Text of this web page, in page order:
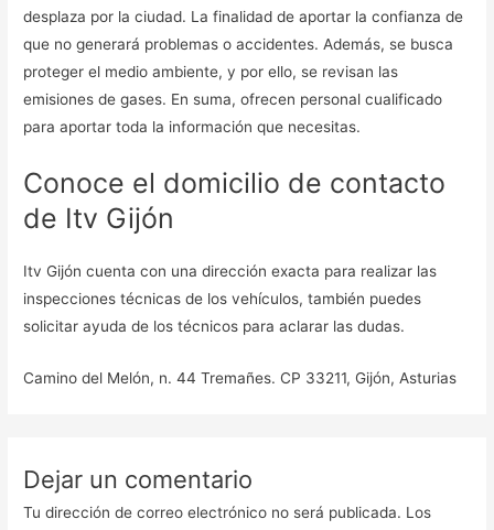
desplaza por la ciudad. La finalidad de aportar la confianza de
que no generará problemas o accidentes. Además, se busca
proteger el medio ambiente, y por ello, se revisan las
emisiones de gases. En suma, ofrecen personal cualificado
para aportar toda la información que necesitas.
Conoce el domicilio de contacto
de Itv Gijón
Itv Gijón cuenta con una dirección exacta para realizar las
inspecciones técnicas de los vehículos, también puedes
solicitar ayuda de los técnicos para aclarar las dudas.
Camino del Melón, n. 44 Tremañes. CP 33211, Gijón, Asturias
Dejar un comentario
Tu dirección de correo electrónico no será publicada. Los